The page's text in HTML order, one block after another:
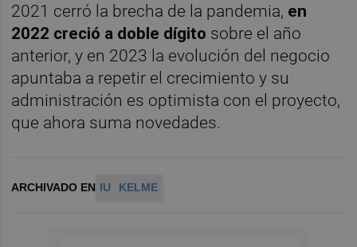
2021 cerró la brecha de la pandemia, en
2022 creció a doble dígito sobre el año
anterior, y en 2023 la evolución del negocio
apuntaba a repetir el crecimiento y su
administración es optimista con el proyecto,
que ahora suma novedades.
ARCHIVADO EN IU KELME